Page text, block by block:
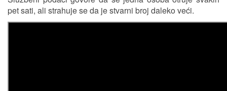
pet sati, ali strahuje se da je stvarni broj daleko veći.